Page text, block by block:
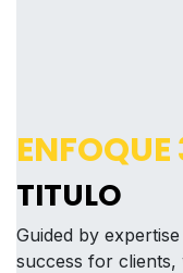
ENFOQUE
TITULO
Guided by
success for clients,